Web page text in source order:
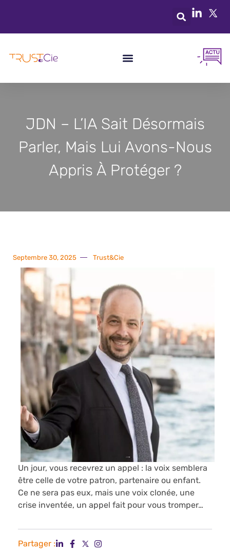
JDN – L’IA Sait Désormais
Parler, Mais Lui Avons-Nous
Appris À Protéger ?
Septembre 30, 2025 Trust&Cie
Un jour, vous recevrez un appel : la voix semblera
être celle de votre patron, partenaire ou enfant.
Ce ne sera pas eux, mais une voix clonée, une
crise inventée, un appel fait pour vous tromper…
Partager :